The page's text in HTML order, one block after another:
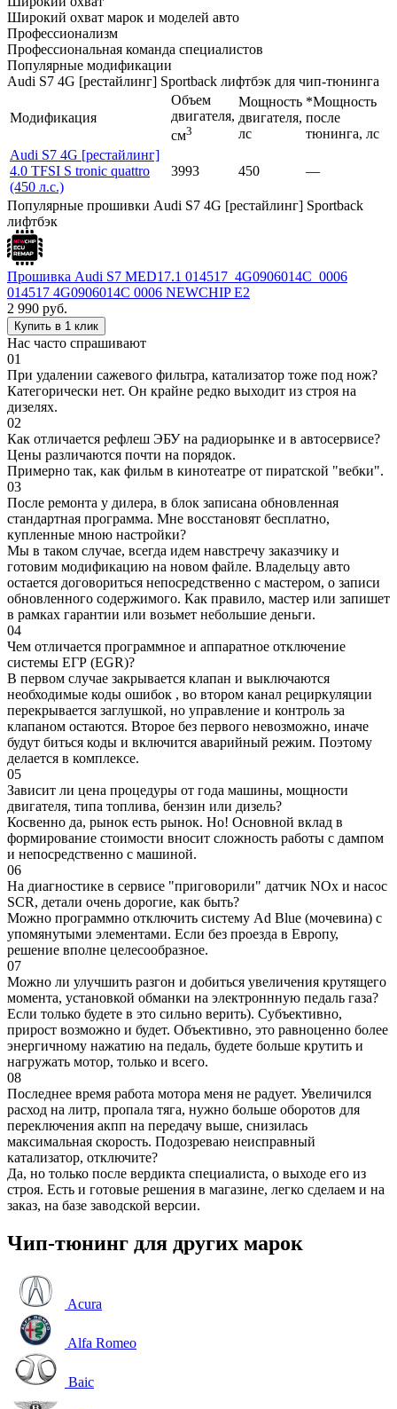
Широкий охват марок и моделей авто
Профессионализм
Профессиональная команда специалистов
Популярные модификации
Audi S7 4G [рестайлинг] Sportback лифтбэк для чип-тюнинга
Модификация
Объем
двигателя,
см3
Мощность
двигателя,
лс
*Мощность
после
тюнинга, лс
Audi S7 4G [рестайлинг]
4.0 TFSI S tronic quattro
(450 л.с.)
3993 450 —
Популярные прошивки Audi S7 4G [рестайлинг] Sportback
лифтбэк
Прошивка Audi S7 MED17.1 014517_4G0906014C_0006
014517 4G0906014C 0006 NEWCHIP E2
2 990 руб.
Купить в 1 клик
Нас часто спрашивают
01
При удалении сажевого фильтра, катализатор тоже под нож?
Категорически нет. Он крайне редко выходит из строя на
дизелях.
02
Как отличается рефлеш ЭБУ на радиорынке и в автосервисе?
Цены различаются почти на порядок.
Примерно так, как фильм в кинотеатре от пиратской "вебки".
03
После ремонта у дилера, в блок записана обновленная
стандартная программа. Мне восстановят бесплатно,
купленные мною настройки?
Мы в таком случае, всегда идем навстречу заказчику и
готовим модификацию на новом файле. Владельцу авто
остается договориться непосредственно с мастером, о записи
обновленного содержимого. Как правило, мастер или запишет
в рамках гарантии или возьмет небольшие деньги.
04
Чем отличается программное и аппаратное отключение
системы ЕГР (EGR)?
В первом случае закрывается клапан и выключаются
необходимые коды ошибок , во втором канал рециркуляции
перекрывается заглушкой, но управление и контроль за
клапаном остаются. Второе без первого невозможно, иначе
будут биться коды и включится аварийный режим. Поэтому
делается в комплексе.
05
Зависит ли цена процедуры от года машины, мощности
двигателя, типа топлива, бензин или дизель?
Косвенно да, рынок есть рынок. Но! Основной вклад в
формирование стоимости вносит сложность работы с дампом
и непосредственно с машиной.
06
На диагностике в сервисе "приговорили" датчик NOx и насос
SCR, детали очень дорогие, как быть?
Можно программно отключить систему Ad Blue (мочевина) с
упомянутыми элементами. Если без проезда в Европу,
решение вполне целесообразное.
07
Можно ли улучшить разгон и добиться увеличения крутящего
момента, установкой обманки на электроннную педаль газа?
Если только будете в это сильно верить). Субъективно,
прирост возможно и будет. Объективно, это равноценно более
энергичному нажатию на педаль, будете больше крутить и
нагружать мотор, только и всего.
08
Последнее время работа мотора меня не радует. Увеличился
расход на литр, пропала тяга, нужно больше оборотов для
переключения акпп на передачу выше, снизилась
максимальная скорость. Подозреваю неисправный
катализатор, отключите?
Да, но только после вердикта специалиста, о выходе его из
строя. Есть и готовые решения в магазине, легко сделаем и на
заказ, на базе заводской версии.
Чип-тюнинг для других марок
Acura
Alfa Romeo
Baic